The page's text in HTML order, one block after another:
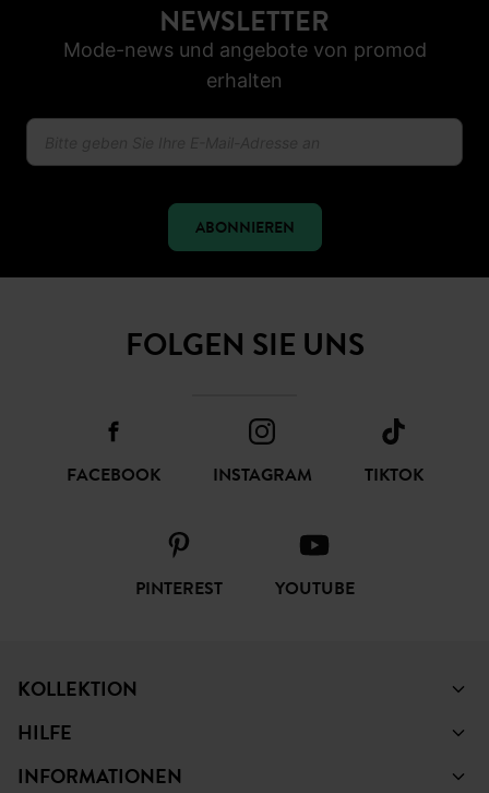
NEWSLETTER
Mode-news und angebote von promod
erhalten
ABONNIEREN
FOLGEN SIE UNS
FACEBOOK INSTAGRAM TIKTOK
PINTEREST YOUTUBE
KOLLEKTION
HILFE
INFORMATIONEN